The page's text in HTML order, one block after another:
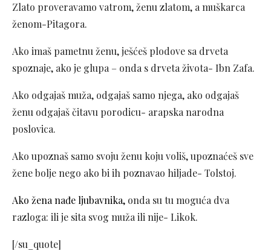
Zlato proveravamo vatrom, ženu zlatom, a muškarca
ženom-Pitagora.
Ako imaš pametnu ženu, ješćeš plodove sa drveta
spoznaje, ako je glupa – onda s drveta života- Ibn Zafa.
Ako odgajaš muža, odgajaš samo njega, ako odgajaš
ženu odgajaš čitavu porodicu- arapska narodna
poslovica.
Ako upoznaš samo svoju ženu koju voliš, upoznaćeš sve
žene bolje nego ako bi ih poznavao hiljade- Tolstoj.
Ako žena nađe ljubavnika, onda su tu moguća dva
razloga: ili je sita svog muža ili nije- Likok.
[/su_quote]